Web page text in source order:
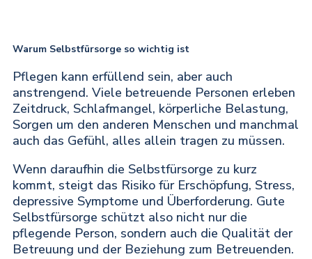
Warum Selbstfürsorge so wichtig ist
Pflegen kann erfüllend sein, aber auch
anstrengend. Viele betreuende Personen erleben
Zeitdruck, Schlafmangel, körperliche Belastung,
Sorgen um den anderen Menschen und manchmal
auch das Gefühl, alles allein tragen zu müssen.
Wenn daraufhin die Selbstfürsorge zu kurz
kommt, steigt das Risiko für Erschöpfung, Stress,
depressive Symptome und Überforderung. Gute
Selbstfürsorge schützt also nicht nur die
pflegende Person, sondern auch die Qualität der
Betreuung und der Beziehung zum Betreuenden.